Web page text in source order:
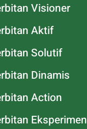
Visioner
Aktif
Solutif
Dinamis
Action
Eksperimen